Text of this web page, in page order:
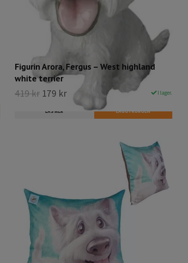
Figurin Arora, Fergus – West highland
white terrier
419 kr 179 kr I lager.
LÄS MER